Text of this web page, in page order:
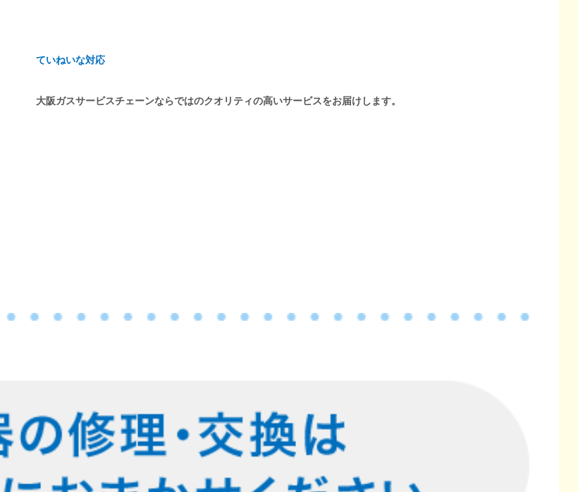
ていねいな対応
大阪ガスサービスチェーンならではのクオリティの高いサービスをお届けします。